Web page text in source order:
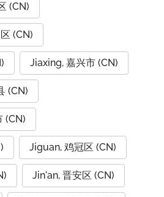
(CN)
(CN)
Jiaxing, 嘉兴市 (CN)
(CN)
(CN)
Jiguan, 鸡冠区 (CN)
Jin'an, 晋安区 (CN)